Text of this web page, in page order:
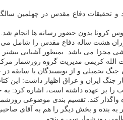
و تحقیقات دفاع مقدس در چهلمین
کرونا بدون حضور رسانه ها انجام شد.
به هور» بااینکه ۶۲ روز از دوران هشت
مجزا می باشد. بمنظور آشنایی
کریمی مدیریت گروه روزشمار مرکز
۱۳۶۳ آغاز می شود و تا ۱۷ فروردین ۱۳۶۴ یعنی ۶۲ روزشمار جنگ ایران و عراق را
را بر عهده داشته است، اشاره کرد:
واگذار کند. تقسیم بندی موضوعی
بنده و بخش دیگر را هم به آقای
روزشمار سی و پنجم